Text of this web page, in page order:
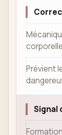
corporelle
Prévient
Signal
Formation